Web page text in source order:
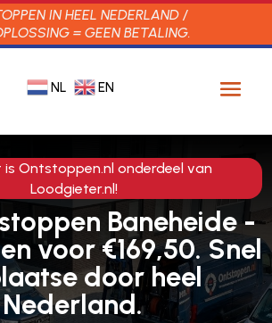
IN HEEL NEDERLAND /
= GEEN BETALING.
NL EN
is Ontstoppen.nl onderdeel van
Loodgieter.nl!
Baneheide -
voor €169,50. Snel
door heel
Nederland.